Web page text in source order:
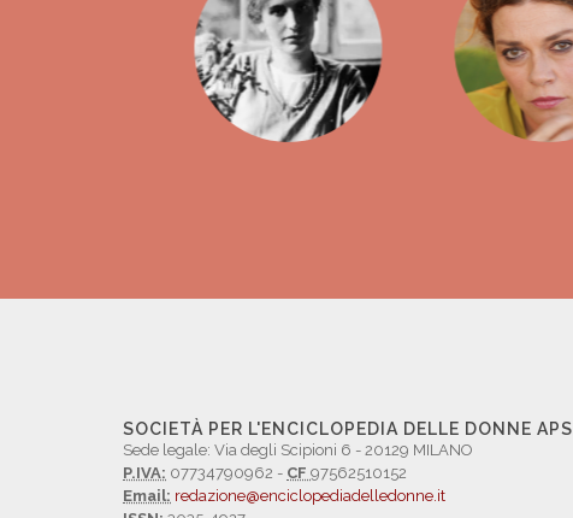
SOCIETÀ PER L'ENCICLOPEDIA DELLE DONNE APS
Sede legale: Via degli Scipioni 6 - 20129 MILANO
P.IVA: 07734790962 - CF 97562510152
Email: redazione@enciclopediadelledonne.it